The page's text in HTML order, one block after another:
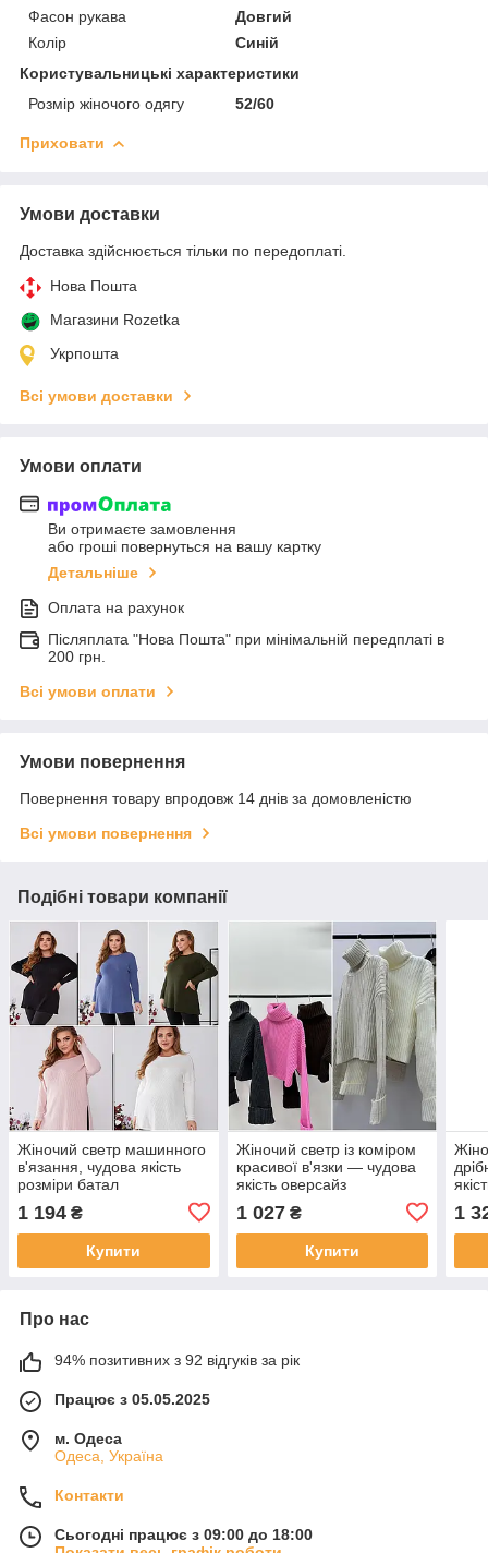
Фасон рукава
Довгий
Колір
Синій
Користувальницькі характеристики
Розмір жіночого одягу
52/60
Приховати
Умови доставки
Доставка здійснюється тільки по передоплаті.
Нова Пошта
Магазини Rozetka
Укрпошта
Всі умови доставки
Умови оплати
Ви отримаєте замовлення
або гроші повернуться на вашу картку
Детальніше
Оплата на рахунок
Післяплата "Нова Пошта" при мінімальній передплаті в
200 грн.
Всі умови оплати
Умови повернення
Повернення товару впродовж 14 днів за домовленістю
Всі умови повернення
Подібні товари компанії
Жіночий светр машинного
в'язання, чудова якість
розміри батал
1 194 ₴
Купити
Жіночий светр із коміром
красивої в'язки — чудова
якість оверсайз
1 027₴
Купити
1
Про нас
94% позитивних з 92 відгуків за рік
Працює з 05.05.2025
м. Одеса
Одеса, Україна
Контакти
Сьогодні працює з 09:00 до 18:00